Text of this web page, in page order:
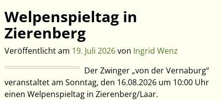
Welpenspieltag in
Zierenberg
Veröffentlicht am 19. Juli 2026von Ingrid Wenz
Der Zwinger „von der Vernaburg“
veranstaltet am Sonntag, den 16.08.2026 um 10:00 Uhr
einen Welpenspieltag in Zierenberg/Laar.